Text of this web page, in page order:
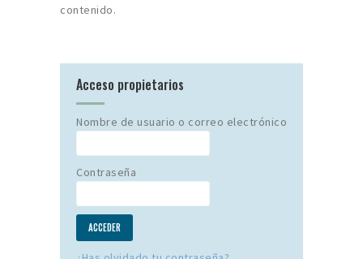
contenido.
Acceso propietarios
Nombre de usuario o correo electrónico
Contraseña